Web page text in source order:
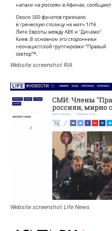
Website screenshot RIA
Website screenshot Life News